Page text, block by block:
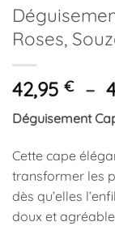
Roses,
42,95 € –
Déguisement
Cette cape
transformer les
dès qu’elles
doux et